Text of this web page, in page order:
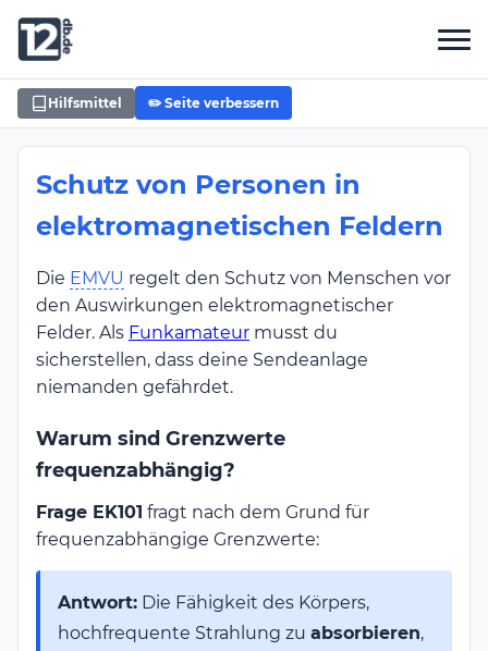
Hilfsmittel ✏️ Seite verbessern
Schutz von Personen in
elektromagnetischen Feldern
Die EMVU regelt den Schutz von Menschen vor
den Auswirkungen elektromagnetischer
Felder. Als Funkamateur musst du
sicherstellen, dass deine Sendeanlage
niemanden gefährdet.
Warum sind Grenzwerte
frequenzabhängig?
Frage EK101 fragt nach dem Grund für
frequenzabhängige Grenzwerte:
Antwort: Die Fähigkeit des Körpers,
hochfrequente Strahlung zu absorbieren,